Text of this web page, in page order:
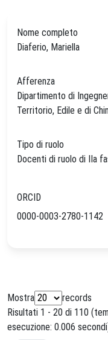
Nome completo
Diaferio, Mariella
Afferenza
Dipartimento di
Territorio, Edile e di
Tipo di ruolo
Docenti di ruolo di IIa
ORCID
0000-0003-2780-1142
Mostra
records
Risultati 1 - 20 di 110
esecuzione: 0.006